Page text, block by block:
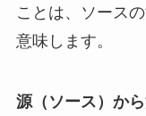
ことは、ソース
意味します。
源（ソース）か